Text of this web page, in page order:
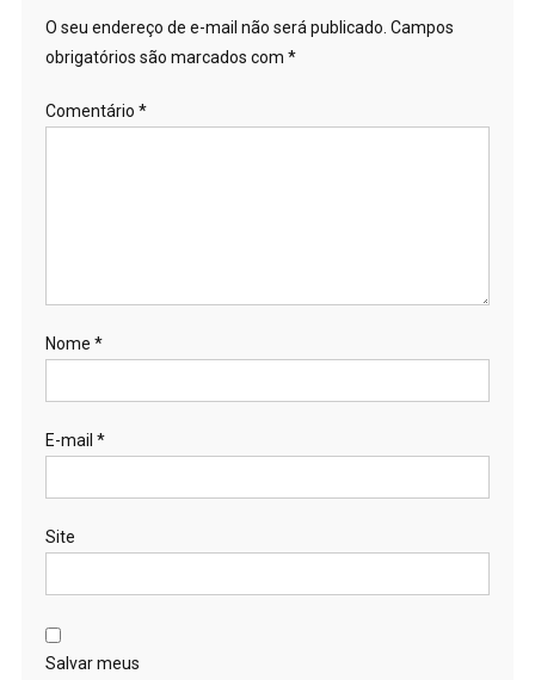
O seu endereço de e-mail não será publicado. Campos
obrigatórios são marcados com *
Comentário *
Nome *
E-mail *
Site
Salvar meus